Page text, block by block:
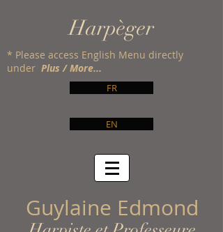
Harpèger
* Please access English Menu directly
under Plus / More...
FR
EN
Guylaine Edmond